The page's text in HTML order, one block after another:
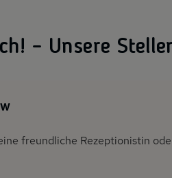
– Unsere
freundliche Rezeptionistin